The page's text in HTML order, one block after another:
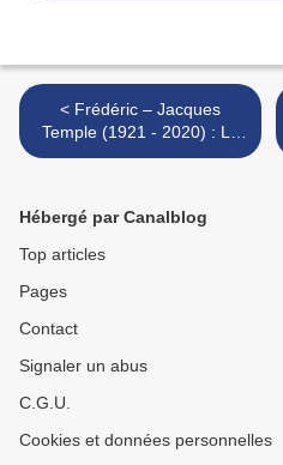
< Frédéric – Jacques
Temple (1921 - 2020) : La
chasse infinie
Hébergé par Canalblog
Top articles
Pages
Contact
Signaler un abus
C.G.U.
Cookies et données personnelles